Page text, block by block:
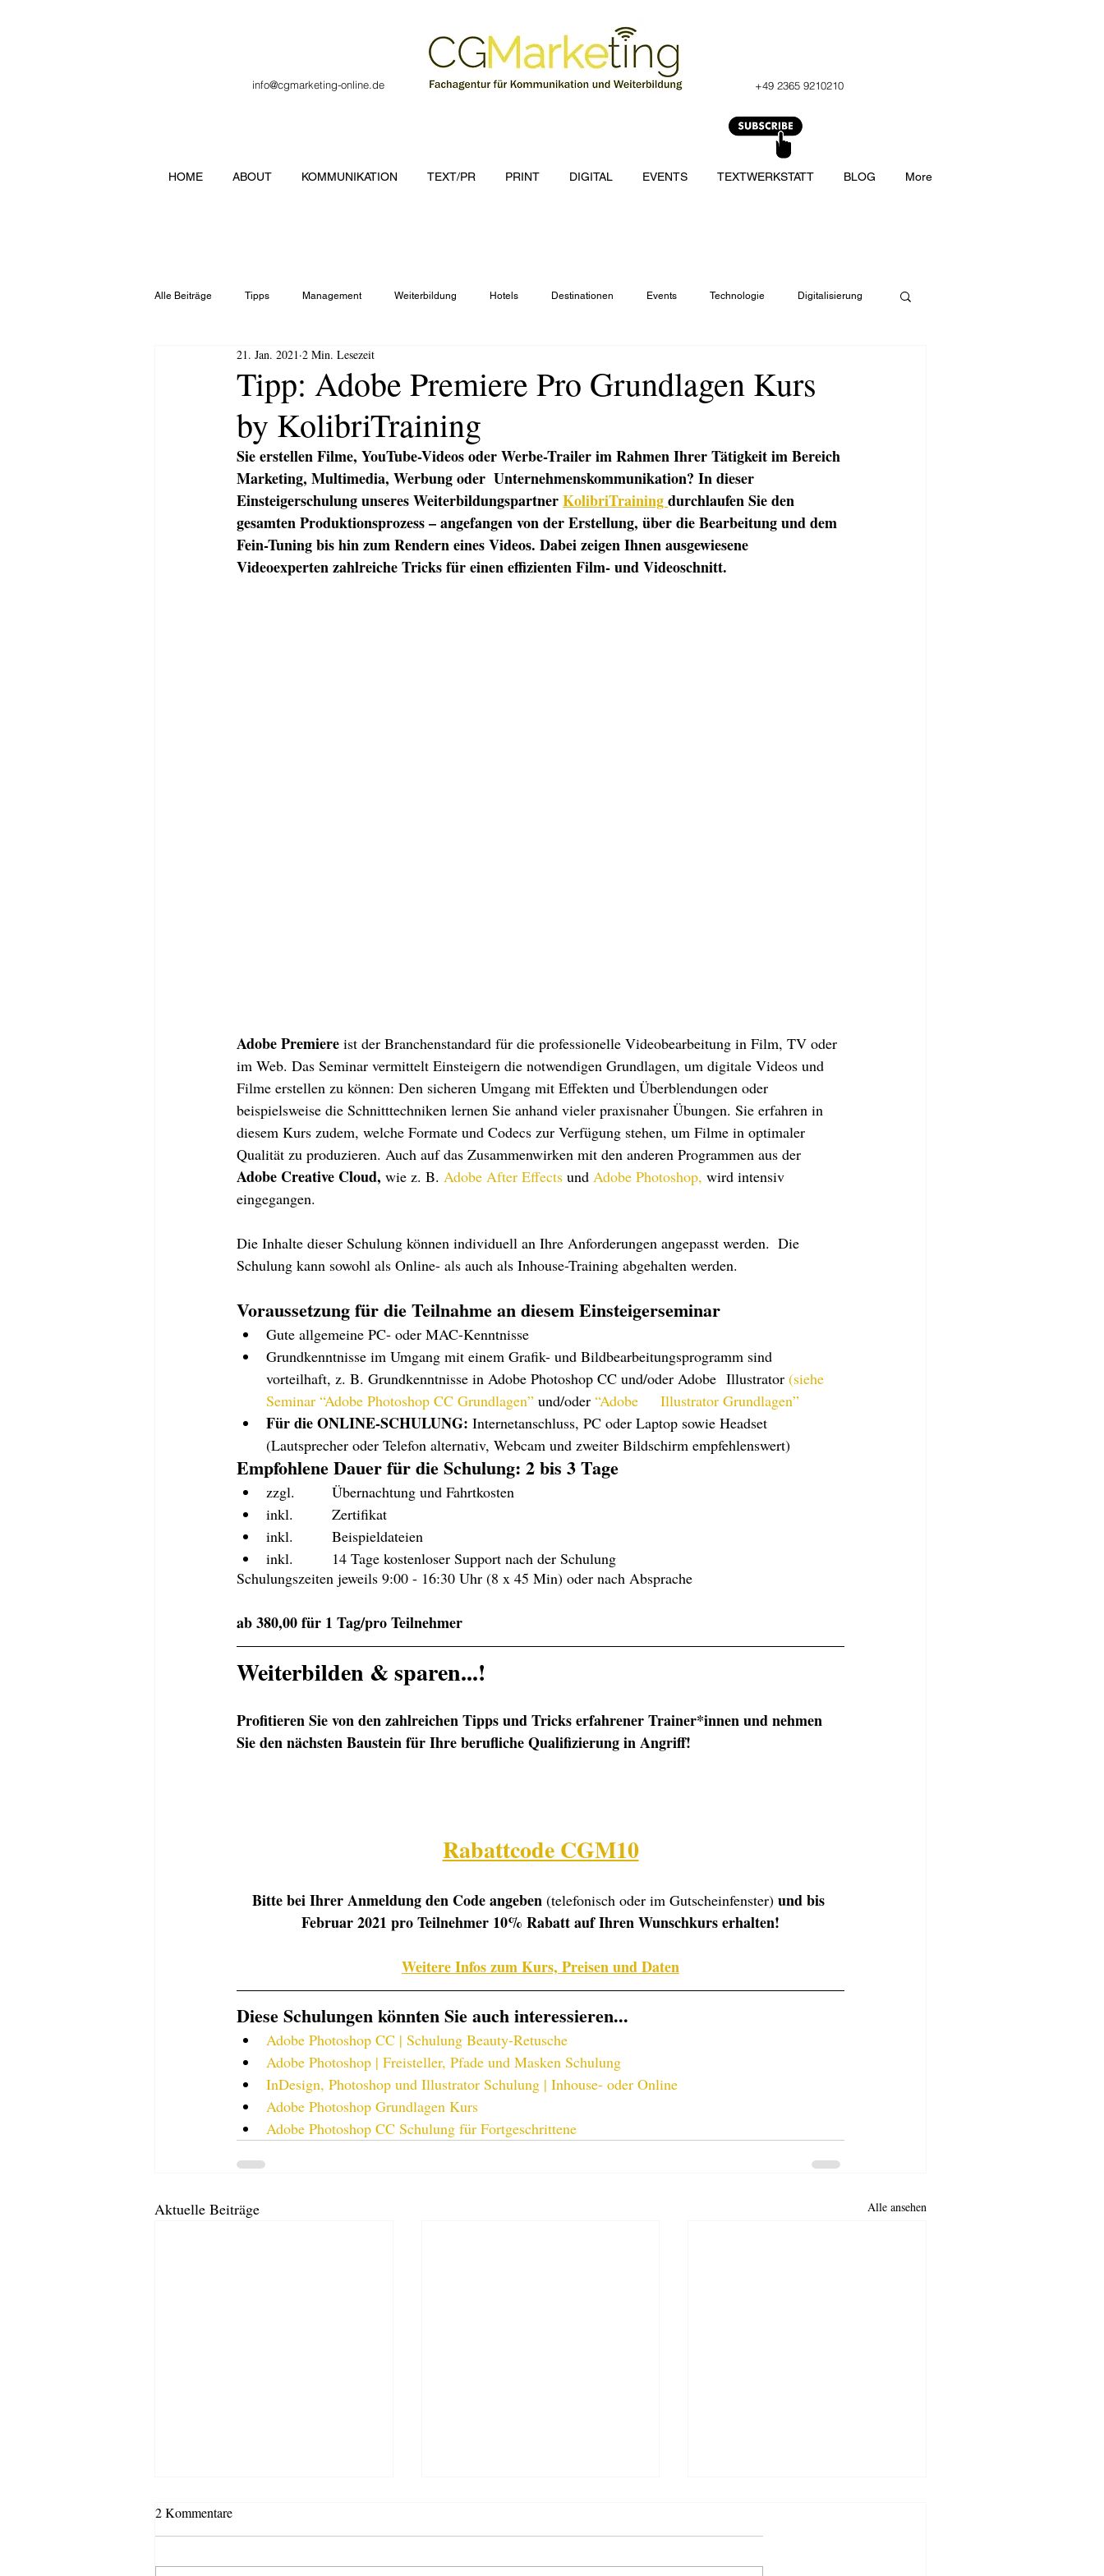
info@cgmarketing-online.de +49 2365 9210210
Alle Beiträge Tipps Management Weiterbildung Hotels Destinationen Events Technologie Digitalisierung
Veranstaltung Verbände Locations
Tipp: Adobe Premiere Pro Grundlagen Kurs
by KolibriTraining
21. Jan. 2021 2 Min. Lesezeit
Sie erstellen Filme, YouTube-Videos oder Werbe-Trailer im Rahmen Ihrer Tätigkeit im Bereich
Marketing, Multimedia, Werbung oder  Unternehmenskommunikation? In dieser
Einsteigerschulung unseres Weiterbildungspartner KolibriTraining durchlaufen Sie den
gesamten Produktionsprozess – angefangen von der Erstellung, über die Bearbeitung und dem
Fein-Tuning bis hin zum Rendern eines Videos. Dabei zeigen Ihnen ausgewiesene
Videoexperten zahlreiche Tricks für einen effizienten Film- und Videoschnitt.
Adobe Premiere ist der Branchenstandard für die professionelle Videobearbeitung in Film, TV oder
im Web. Das Seminar vermittelt Einsteigern die notwendigen Grundlagen, um digitale Videos und
Filme erstellen zu können: Den sicheren Umgang mit Effekten und Überblendungen oder
beispielsweise die Schnitttechniken lernen Sie anhand vieler praxisnaher Übungen. Sie erfahren in
diesem Kurs zudem, welche Formate und Codecs zur Verfügung stehen, um Filme in optimaler
Qualität zu produzieren. Auch auf das Zusammenwirken mit den anderen Programmen aus der
Adobe Creative Cloud, wie z. B. Adobe After Effects und Adobe Photoshop, wird intensiv
eingegangen.
Die Inhalte dieser Schulung können individuell an Ihre Anforderungen angepasst werden.  Die
Schulung kann sowohl als Online- als auch als Inhouse-Training abgehalten werden.
Voraussetzung für die Teilnahme an diesem Einsteigerseminar
Gute allgemeine PC- oder MAC-Kenntnisse
Grundkenntnisse im Umgang mit einem Grafik- und Bildbearbeitungsprogramm sind
vorteilhaft, z. B. Grundkenntnisse in Adobe Photoshop CC und/oder Adobe 	Illustrator (siehe
Seminar “Adobe Photoshop CC Grundlagen” und/oder “Adobe 	Illustrator Grundlagen”
Für die ONLINE-SCHULUNG: Internetanschluss, PC oder Laptop sowie Headset
(Lautsprecher oder Telefon alternativ, Webcam und zweiter Bildschirm empfehlenswert)
Empfohlene Dauer für die Schulung: 2 bis 3 Tage
zzgl. 	Übernachtung und Fahrtkosten
inkl. 	Zertifikat
inkl. 	Beispieldateien
inkl. 	14 Tage kostenloser Support nach der Schulung
Schulungszeiten jeweils 9:00 - 16:30 Uhr (8 x 45 Min) oder nach Absprache
ab 380,00 für 1 Tag/pro Teilnehmer
Weiterbilden & sparen...!
Profitieren Sie von den zahlreichen Tipps und Tricks erfahrener Trainer*innen und nehmen
Sie den nächsten Baustein für Ihre berufliche Qualifizierung in Angriff!
Rabattcode CGM10
Bitte bei Ihrer Anmeldung den Code angeben (telefonisch oder im Gutscheinfenster) und bis
Februar 2021 pro Teilnehmer 10% Rabatt auf Ihren Wunschkurs erhalten!
Weitere Infos zum Kurs, Preisen und Daten
Diese Schulungen könnten Sie auch interessieren...
Adobe Photoshop CC | Schulung Beauty-Retusche
Adobe Photoshop | Freisteller, Pfade und Masken Schulung
InDesign, Photoshop und Illustrator Schulung | Inhouse- oder Online
Adobe Photoshop Grundlagen Kurs
Adobe Photoshop CC Schulung für Fortgeschrittene
Aktuelle Beiträge Alle ansehen
2 Kommentare
HOME ABOUT KOMMUNIKATION TEXT/PR PRINT DIGITAL EVENTS TEXTWERKSTATT BLOG More